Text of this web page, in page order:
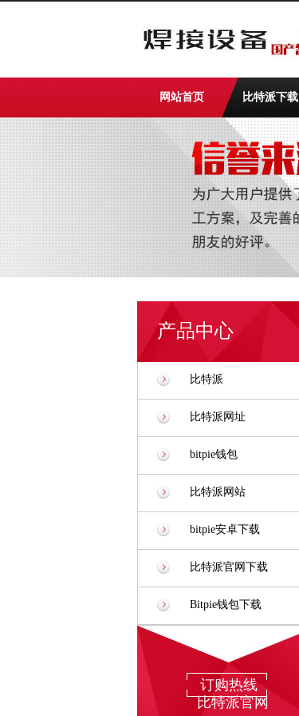
网站首页 比特派下载
产品中心
比特派
比特派网址
bitpie钱包
比特派网站
bitpie安卓下载
比特派官网下载
Bitpie钱包下载
订购热线
比特派官网